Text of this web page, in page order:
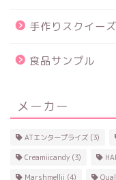
手作りスクイーズ
食品サンプル
メーカー
ATエンタープライズ (3)
Creamiicandy (3)
Marshmellii (4)